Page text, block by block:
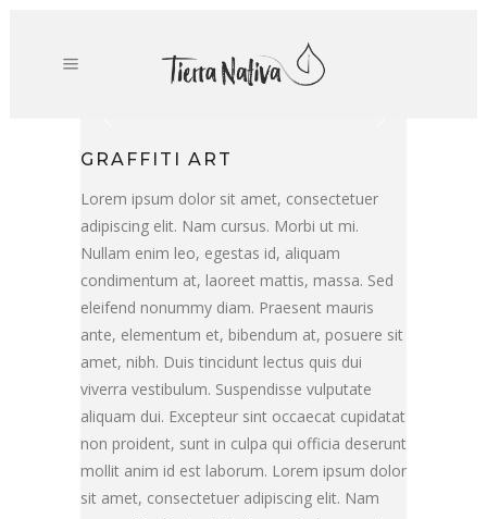
GRAFFITI ART
Lorem ipsum dolor sit amet, consectetuer
adipiscing elit. Nam cursus. Morbi ut mi.
Nullam enim leo, egestas id, aliquam
condimentum at, laoreet mattis, massa. Sed
eleifend nonummy diam. Praesent mauris
ante, elementum et, bibendum at, posuere sit
amet, nibh. Duis tincidunt lectus quis dui
viverra vestibulum. Suspendisse vulputate
aliquam dui. Excepteur sint occaecat cupidatat
non proident, sunt in culpa qui officia deserunt
mollit anim id est laborum. Lorem ipsum dolor
sit amet, consectetuer adipiscing elit. Nam